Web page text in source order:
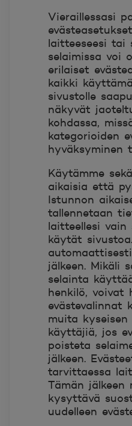
Vieraillessasi
laitteeseesi tai
selaimissa voi
erilaiset
kaikki
sivustolle
näkyvät
kohdassa,
kategorioiden
hyväksyminen
Käytämme
aikaisia että
Istunnon
tallennetaan
laitteellesi vain
käytät
jälkeen. Mikäli
selainta
henkilö, voivat
evästevalinnat
muita
käyttäjiä, jos
poisteta
jälkeen.
tarvittaessa
Tämän jälkeen
kysyttävä
uudelleen